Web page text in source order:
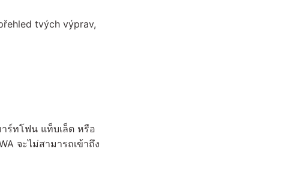
tvých výprav,
ร์ทโฟน แท็บเล็ต หรือ
จะไม่สามารถเข้าถึง